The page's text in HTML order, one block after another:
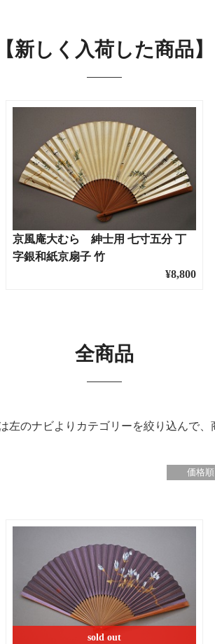
【新しく入荷した商品】
京風庵大むら 紳士用 七寸五分 丁
字銀和紙京扇子 竹
¥8,800
全商品
のナビよりカテゴリーを絞り込んで、
価格順
sold out